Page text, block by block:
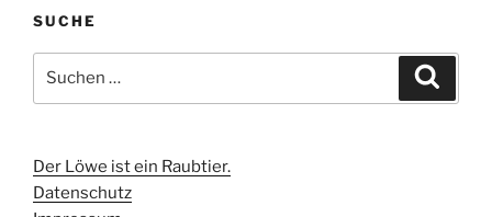
SUCHE
nach:
Der Löwe ist ein Raubtier.
Datenschutz